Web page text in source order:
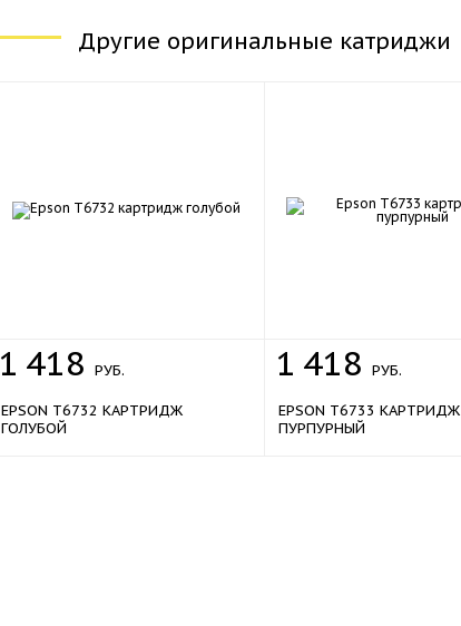
Другие оригинальные катриджи
1 418 РУБ.
EPSON T6732 КАРТРИДЖ
ГОЛУБОЙ
1 418 РУБ.
EPSON T6733 КАРТРИДЖ
ПУРПУРНЫЙ